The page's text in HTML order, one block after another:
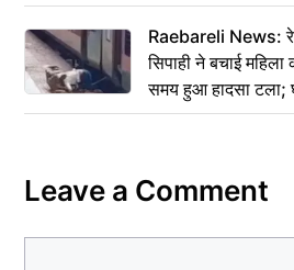
Raebareli News:
सिपाही ने बचाई
समय हुआ हादसा
Leave a Comment